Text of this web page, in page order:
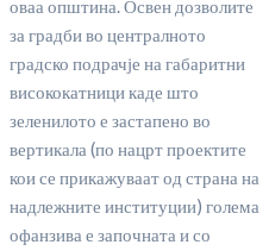
оваа општина. Освен дозволите
за градби во централното
градско подрачје на габаритни
висококатници каде што
зеленилото е застапено во
вертикала (по нацрт проектите
кои се прикажуваат од страна на
надлежните институции) голема
офанзива е започната и со